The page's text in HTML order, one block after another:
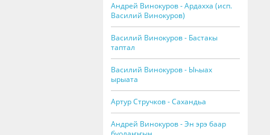
Андрей Винокуров - Ардахха (исп.
Василий Винокуров)
Василий Винокуров - Бастакы
таптал
Василий Винокуров - Ыһыах
ырыата
Артур Стручков - Сахандьа
Андрей Винокуров - Эн эрэ баар